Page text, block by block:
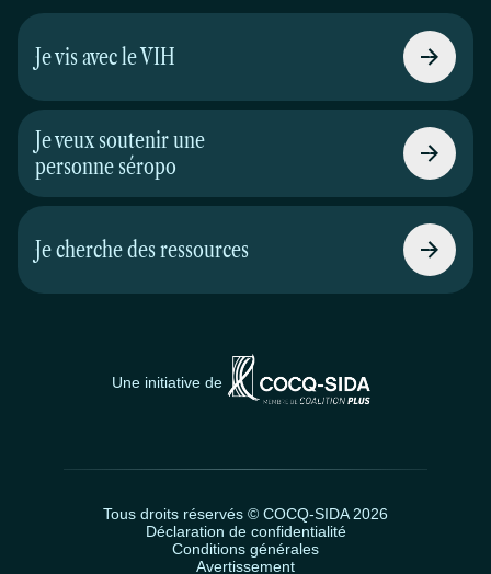
Je vis avec le VIH
Je veux soutenir une
personne séropo
Je cherche des ressources
Une initiative de
Tous droits réservés © COCQ-SIDA 2026
Déclaration de confidentialité
Conditions générales
Avertissement